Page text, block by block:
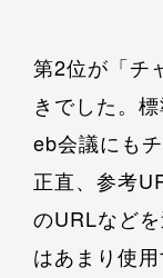
第2位が「チ
きでした。
eb会議にも
正直、参考
のURLなど
はあまり使